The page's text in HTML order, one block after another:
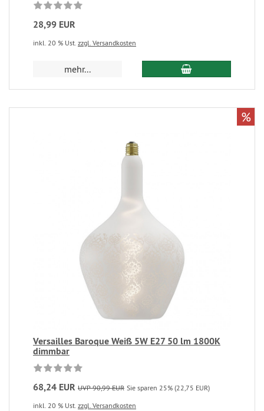
28,99 EUR
inkl. 20 % Ust. zzgl. Versandkosten
mehr...
Versailles Baroque Weiß 5W E27 50 lm 1800K
dimmbar
68,24 EUR UVP 90,99 EUR Sie sparen 25% (22,75 EUR)
inkl. 20 % Ust. zzgl. Versandkosten
%